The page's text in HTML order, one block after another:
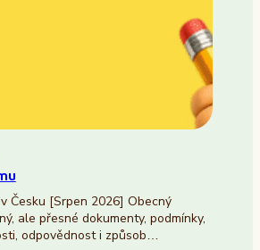
Česku [Srpen 2026] Obecný
ale přesné dokumenty, podmínky,
odpovědnost i způsob…